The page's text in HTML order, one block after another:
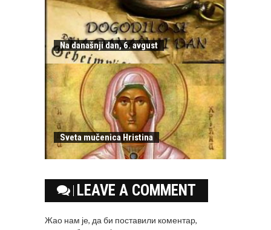
Na današnji dan, 6. avgust
Sveta mučenica Hristina
LEAVE A COMMENT
Жао нам је, да би поставили коментар,